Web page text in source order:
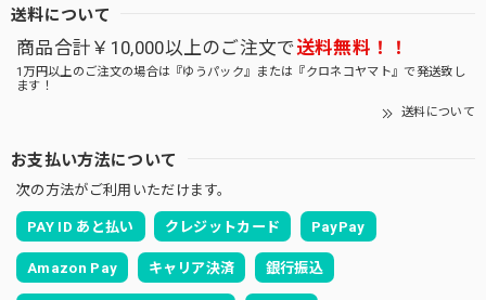
送料について
商品合計￥10,000以上のご注文で送料無料！！
1万円以上のご注文の場合は『ゆうパック』または『クロネコヤマト』で発送致し
ます！
送料について
お支払い方法について
次の方法がご利用いただけます。
PAY ID あと払い クレジットカード PayPay
Amazon Pay キャリア決済 銀行振込